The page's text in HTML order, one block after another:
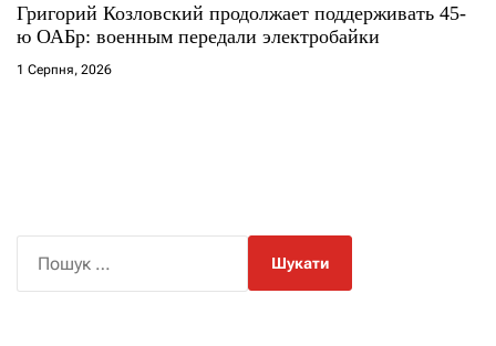
Григорий Козловский продолжает поддерживать 45-
ю ОАБр: военным передали электробайки
1 Серпня, 2026